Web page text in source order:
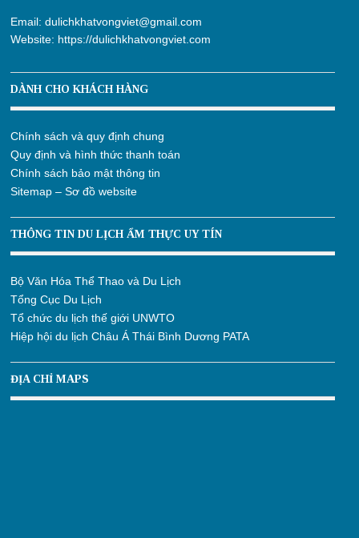
Email:dulichkhatvongviet@gmail.com
Website: https://dulichkhatvongviet.com
DÀNH CHO KHÁCH HÀNG
Chính sách và quy định chung
Quy định và hình thức thanh toán
Chính sách bảo mật thông tin
Sitemap – Sơ đồ website
THÔNG TIN DU LỊCH ẨM THỰC UY TÍN
Bộ Văn Hóa Thể Thao và Du Lịch
Tổng Cục Du Lịch
Tổ chức du lịch thế giới UNWTO
Hiệp hội du lịch Châu Á Thái Bình Dương PATA
ĐỊA CHỈ MAPS